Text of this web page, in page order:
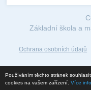
Používáním těchto stránek
cookies na vašem zařízení. Více
Základní škola a
Ochrana osobních údajů
©2018